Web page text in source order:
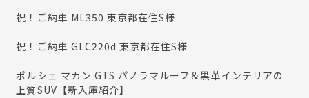
祝！ご納車 ML350 東京都在住S様
祝！ご納車 GLC220d 東京都在住S様
ポルシェ マカン GTS パノラマルーフ＆黒革インテリアの
上質SUV【新入庫紹介】